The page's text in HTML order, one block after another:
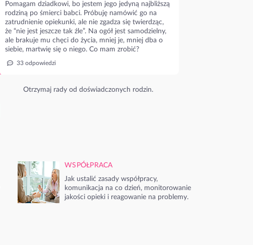
Pomagam dziadkowi, bo jestem jego jedyną najbliższą
rodziną po śmierci babci. Próbuję namówić go na
zatrudnienie opiekunki, ale nie zgadza się twierdząc,
że “nie jest jeszcze tak źle”. Na ogół jest samodzielny,
ale brakuje mu chęci do życia, mniej je, mniej dba o
siebie, martwię się o niego. Co mam zrobić?
33 odpowiedzi
Otrzymaj rady od doświadczonych rodzin.
WSPÓŁPRACA
Jak ustalić zasady współpracy,
komunikacja na co dzień, monitorowanie
jakości opieki i reagowanie na problemy.